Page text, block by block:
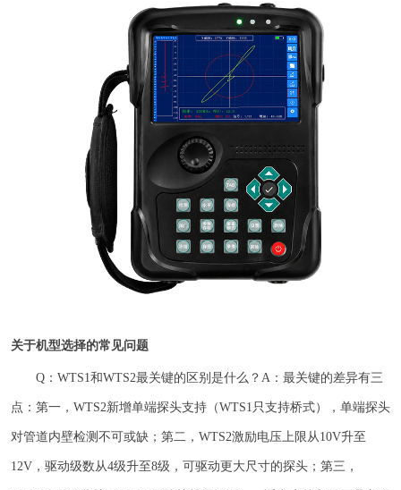
关于机型选择的常见问题
Q：WTS1和WTS2最关键的区别是什么？A：最关键的差异有三
点：第一，WTS2新增单端探头支持（WTS1只支持桥式），单端探头
对管道内壁检测不可或缺；第二，WTS2激励电压上限从10V升至
12V，驱动级数从4级升至8级，可驱动更大尺寸的探头；第三，